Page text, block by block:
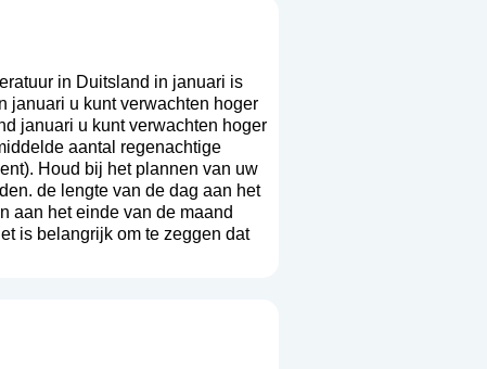
in Duitsland in januari is
u kunt verwachten hoger
januari u kunt verwachten hoger
aantal regenachtige
). Houd bij het plannen van uw
de lengte van de dag aan het
aan het einde van de maand
is belangrijk om te zeggen dat